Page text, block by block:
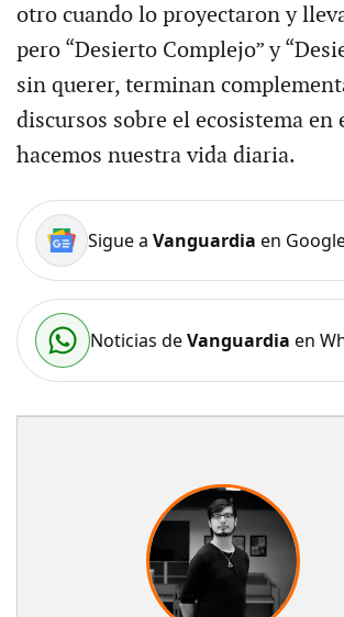
otro cuando lo proyectaron y
pero “Desierto Complejo” y
sin querer, terminan
discursos sobre el ecosistema en
hacemos nuestra vida diaria.
Sigue a Vanguardia en
Noticias deVanguardia en